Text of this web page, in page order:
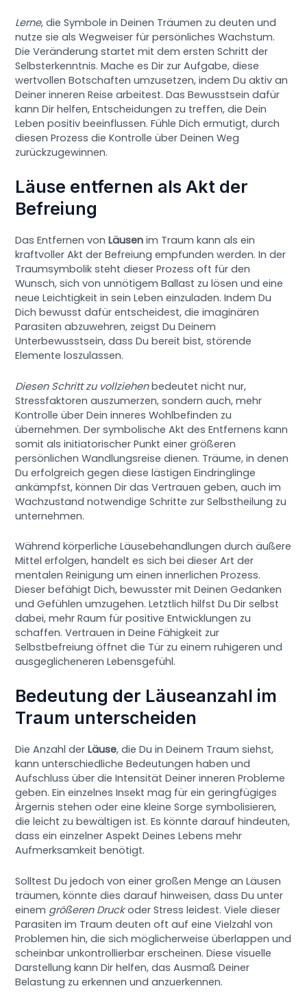
Lerne, die Symbole in Deinen Träumen zu deuten und
nutze sie als Wegweiser für persönliches Wachstum.
Die Veränderung startet mit dem ersten Schritt der
Selbsterkenntnis. Mache es Dir zur Aufgabe, diese
wertvollen Botschaften umzusetzen, indem Du aktiv an
Deiner inneren Reise arbeitest. Das Bewusstsein dafür
kann Dir helfen, Entscheidungen zu treffen, die Dein
Leben positiv beeinflussen. Fühle Dich ermutigt, durch
diesen Prozess die Kontrolle über Deinen Weg
zurückzugewinnen.
Läuse entfernen als Akt der
Befreiung
Das Entfernen vonLäusen im Traum kann als ein
kraftvoller Akt der Befreiung empfunden werden. In der
Traumsymbolik steht dieser Prozess oft für den
Wunsch, sich von unnötigem Ballast zu lösen und eine
neue Leichtigkeit in sein Leben einzuladen. Indem Du
Dich bewusst dafür entscheidest, die imaginären
Parasiten abzuwehren, zeigst Du Deinem
Unterbewusstsein, dass Du bereit bist, störende
Elemente loszulassen.
Diesen Schritt zu vollziehenbedeutet nicht nur,
Stressfaktoren auszumerzen, sondern auch, mehr
Kontrolle über Dein inneres Wohlbefinden zu
übernehmen. Der symbolische Akt des Entfernens kann
somit als initiatorischer Punkt einer größeren
persönlichen Wandlungsreise dienen. Träume, in denen
Du erfolgreich gegen diese lästigen Eindringlinge
ankämpfst, können Dir das Vertrauen geben, auch im
Wachzustand notwendige Schritte zur Selbstheilung zu
unternehmen.
Während körperliche Läusebehandlungen durch äußere
Mittel erfolgen, handelt es sich bei dieser Art der
mentalen Reinigung um einen innerlichen Prozess.
Dieser befähigt Dich, bewusster mit Deinen Gedanken
und Gefühlen umzugehen. Letztlich hilfst Du Dir selbst
dabei, mehr Raum für positive Entwicklungen zu
schaffen. Vertrauen in Deine Fähigkeit zur
Selbstbefreiung öffnet die Tür zu einem ruhigeren und
ausgeglicheneren Lebensgefühl.
Bedeutung der Läuseanzahl im
Traum unterscheiden
Die Anzahl derLäuse, die Du in Deinem Traum siehst,
kann unterschiedliche Bedeutungen haben und
Aufschluss über die Intensität Deiner inneren Probleme
geben. Ein einzelnes Insekt mag für ein geringfügiges
Ärgernis stehen oder eine kleine Sorge symbolisieren,
die leicht zu bewältigen ist. Es könnte darauf hindeuten,
dass ein einzelner Aspekt Deines Lebens mehr
Aufmerksamkeit benötigt.
Solltest Du jedoch von einer großen Menge an Läusen
träumen, könnte dies darauf hinweisen, dass Du unter
einem größeren Druckoder Stress leidest. Viele dieser
Parasiten im Traum deuten oft auf eine Vielzahl von
Problemen hin, die sich möglicherweise überlappen und
scheinbar unkontrollierbar erscheinen. Diese visuelle
Darstellung kann Dir helfen, das Ausmaß Deiner
Belastung zu erkennen und anzuerkennen.